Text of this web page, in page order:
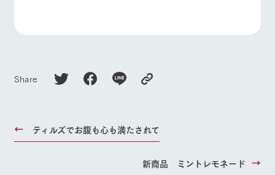
Share
ティルズでお腹も心も満たされて
新商品 ミントレモネード